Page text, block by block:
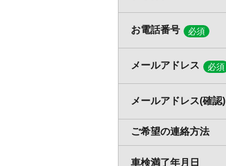
お電話番号 必須
メールアドレス 必須
メールアドレス(確認)
ご希望の連絡方法
車検満了年月日